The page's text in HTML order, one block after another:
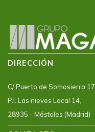
DIRECCIÓN
C/ Puerto de Somosierra 17
P.I. Las nieves Local 14,
28935 - Móstoles (Madrid)